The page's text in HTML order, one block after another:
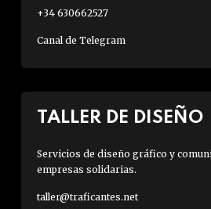
+34 630662527
Canal de Telegram
TALLER DE DISEÑO
Servicios de diseño gráfico y
empresas solidarias.
taller@traficantes.net